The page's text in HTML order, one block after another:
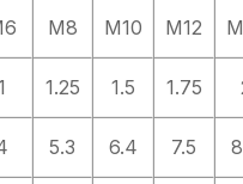
M8 M10 M12
1.25 1.5 1.75
5.3 6.4 7.5